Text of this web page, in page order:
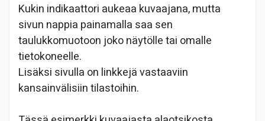
Kukin indikaattori aukeaa kuvaajana, mutta
sivun nappia painamalla saa sen
taulukkomuotoon joko näytölle tai omalle
tietokoneelle.
Lisäksi sivulla on linkkejä vastaaviin
kansainvälisiin tilastoihin.